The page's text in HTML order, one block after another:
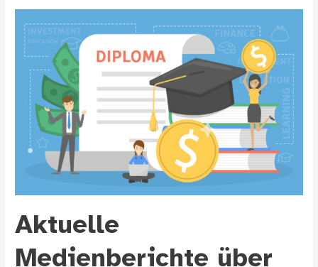
Aktuelle
Medienberichte über